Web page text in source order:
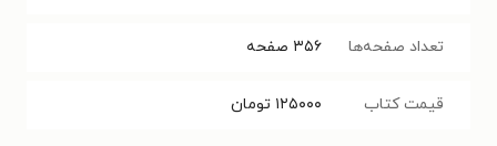
تعداد صفحه‌ها ۳۵۶ صفحه
قیمت کتاب ۱۲۵۰۰۰ تومان